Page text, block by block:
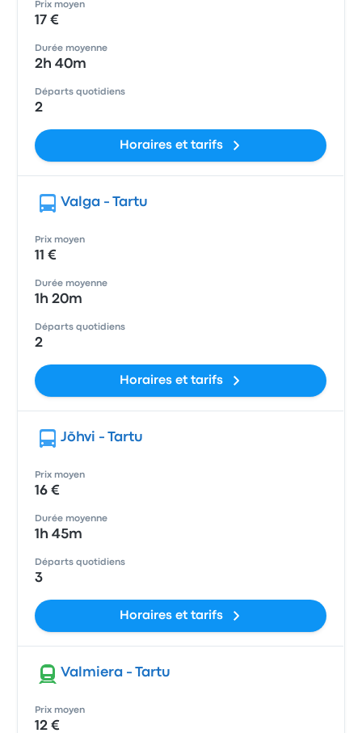
Prix moyen
17 €
Durée moyenne
2h 40m
Départs quotidiens
2
Horaires et tarifs
Valga - Tartu
Prix moyen
11 €
Durée moyenne
1h 20m
Départs quotidiens
2
Horaires et tarifs
Jõhvi - Tartu
Prix moyen
16 €
Durée moyenne
1h 45m
Départs quotidiens
3
Horaires et tarifs
Valmiera - Tartu
Prix moyen
12 €